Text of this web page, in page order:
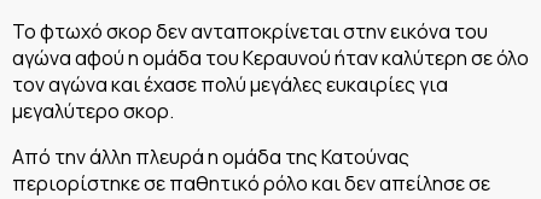
Το φτωχό σκορ δεν ανταποκρίνεται στην εικόνα του
αγώνα αφού η ομάδα του Κεραυνού ήταν καλύτερη σε όλο
τον αγώνα και έχασε πολύ μεγάλες ευκαιρίες για
μεγαλύτερο σκορ.
Από την άλλη πλευρά η ομάδα της Κατούνας
περιορίστηκε σε παθητικό ρόλο και δεν απείλησε σε